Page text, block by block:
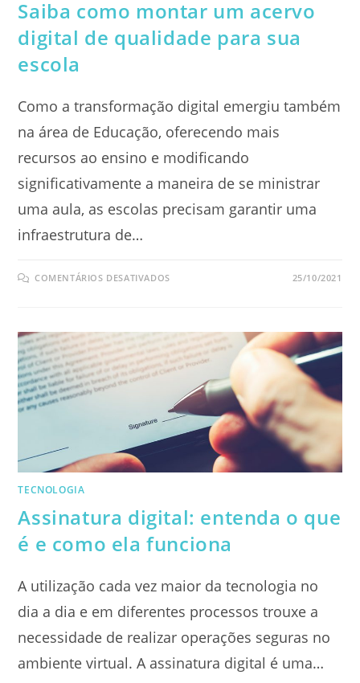
Saiba como montar um acervo
digital de qualidade para sua
escola
Como a transformação digital emergiu também
na área de Educação, oferecendo mais
recursos ao ensino e modificando
significativamente a maneira de se ministrar
uma aula, as escolas precisam garantir uma
infraestrutura de…
COMENTÁRIOS DESATIVADOSEM
ACERVO
DIGITAL
DE
QUALIDADE
PARA
ESCOLA
25/10/2021
TECNOLOGIA
Assinatura digital: entenda o que
é e como ela funciona
A utilização cada vez maior da tecnologia no
dia a dia e em diferentes processos trouxe a
necessidade de realizar operações seguras no
ambiente virtual. A assinatura digital é uma…